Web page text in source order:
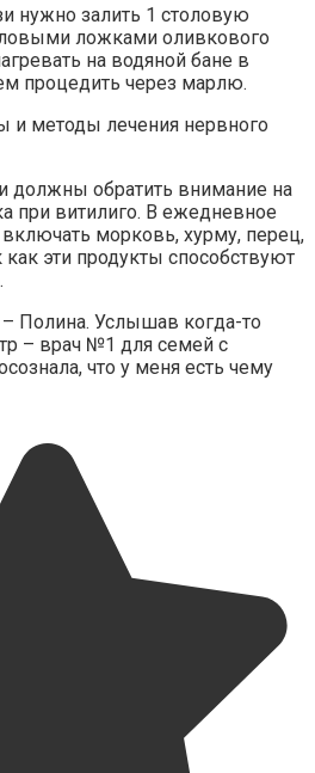
нужно залить 1 столовую
ложками оливкового
на водяной бане в
процедить через марлю.
и методы лечения нервного
должны обратить внимание на
при витилиго. В ежедневное
морковь, хурму, перец,
эти продукты способствуют
Полина. Услышав когда-то
– врач №1 для семей с
что у меня есть чему